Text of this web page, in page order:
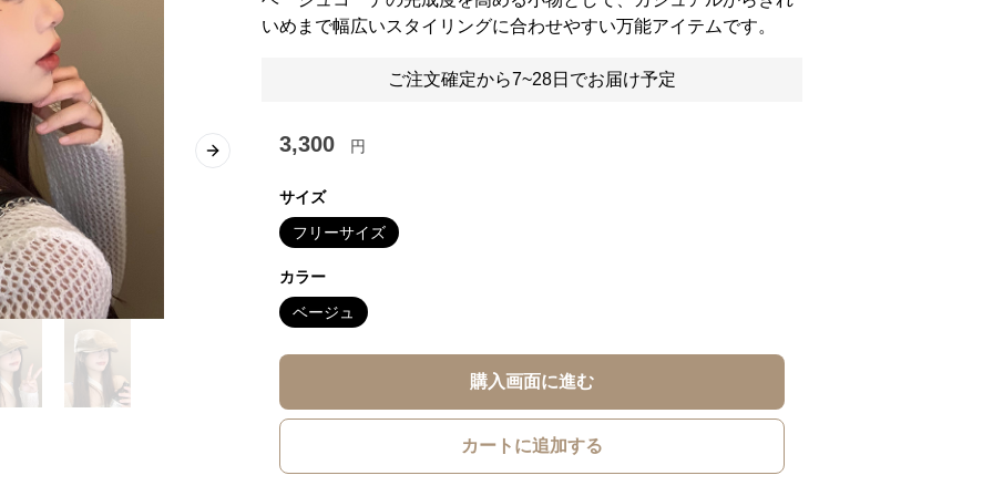
Next slide
いめまで幅広いスタイリングに合わせやすい万能アイテムです。
ご注文確定から7~28日でお届け予定
3,300 円
サイズ
フリーサイズ
カラー
ベージュ
購入画面に進む
カートに追加する